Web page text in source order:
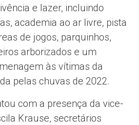
e lazer, incluindo
academia ao ar livre, pista
de jogos, parquinhos,
arborizados e um
às vítimas da
pelas chuvas de 2022.
com a presença da vice-
Krause, secretários